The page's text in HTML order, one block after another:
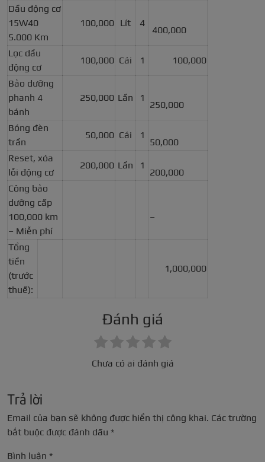
Dầu động cơ
15W40
5.000 Km
100,000 Lít 4
400,000
Lọc dầu
động cơ
100,000 Cái 1 100,000
Bảo dưỡng
phanh 4
bánh
250,000 Lần 1
250,000
Bóng đèn
trần
50,000 Cái 1
50,000
Reset, xóa
lỗi động cơ
200,000 Lần 1
200,000
Công bảo
dưỡng cấp
100,000 km
– Miễn phí
–
Tổng
tiền
(trước
thuế):
1,000,000
Đánh giá
Chưa có ai đánh giá
Trả lời
Email của bạn sẽ không được hiển thị công khai. Các trường
bắt buộc được đánh dấu *
Bình luận *